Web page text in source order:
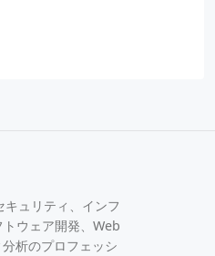
ュリティ、インフ
ウェア開発、Web
析のプロフェッシ